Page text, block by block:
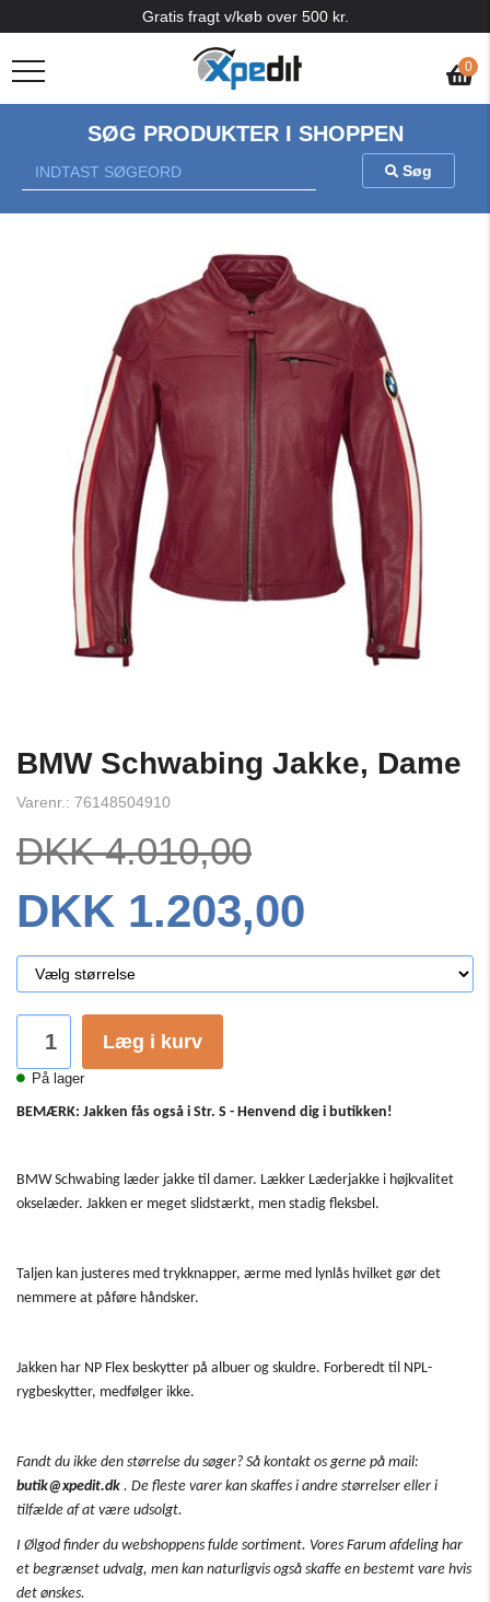
0
Gratis fragt v/køb over 500 kr.
SØG PRODUKTER I SHOPPEN
Søg
BMW Schwabing Jakke, Dame
Varenr.: 76148504910
DKK 4.010,00
DKK 1.203,00
Læg i kurv
På lager
BEMÆRK: Jakken fås også i Str. S - Henvend dig i butikken!
BMW Schwabing læder jakke til damer. Lækker Læderjakke i højkvalitet
okselæder. Jakken er meget slidstærkt, men stadig fleksbel.
Taljen kan justeres med trykknapper, ærme med lynlås hvilket gør det
nemmere at påføre håndsker.
Jakken har NP Flex beskytter på albuer og skuldre. Forberedt til NPL-
rygbeskytter, medfølger ikke.
Fandt du ikke den størrelse du søger? Så kontakt os gerne på mail:
butik@xpedit.dk . De fleste varer kan skaffes i andre størrelser eller i
tilfælde af at være udsolgt.
I Ølgod finder du webshoppens fulde sortiment. Vores Farum afdeling har
et begrænset udvalg, men kan naturligvis også skaffe en bestemt vare hvis
det ønskes.